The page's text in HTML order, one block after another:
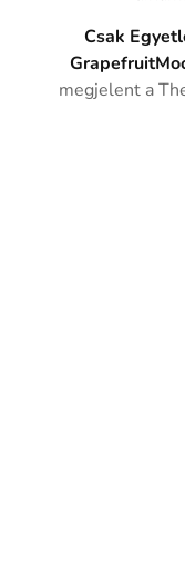
Csak
megjelent a